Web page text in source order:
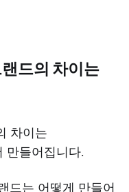
드의 차이는
차이는
만들어집니다.
드는 어떻게 만들어